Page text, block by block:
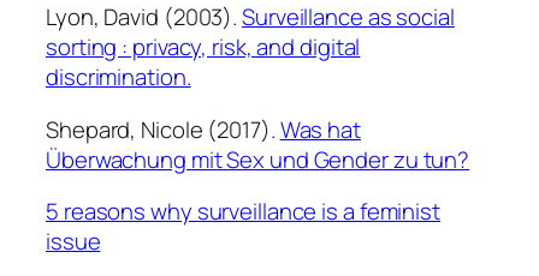
Lyon, David (2003).Surveillance as social
sorting : privacy, risk, and digital
discrimination.
Shepard, Nicole (2017).Was hat
Überwachung mit Sex und Gender zu tun?
5 reasons why surveillance is a feminist
issue